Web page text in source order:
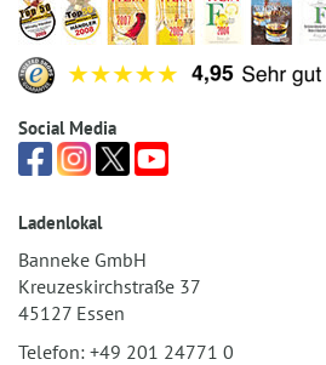
Social Media
Ladenlokal
Banneke GmbH
Kreuzeskirchstraße 37
45127 Essen
Telefon: +49 201 24771 0